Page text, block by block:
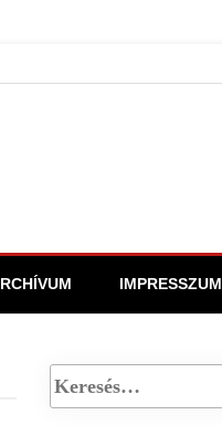
IMPRESSZUM